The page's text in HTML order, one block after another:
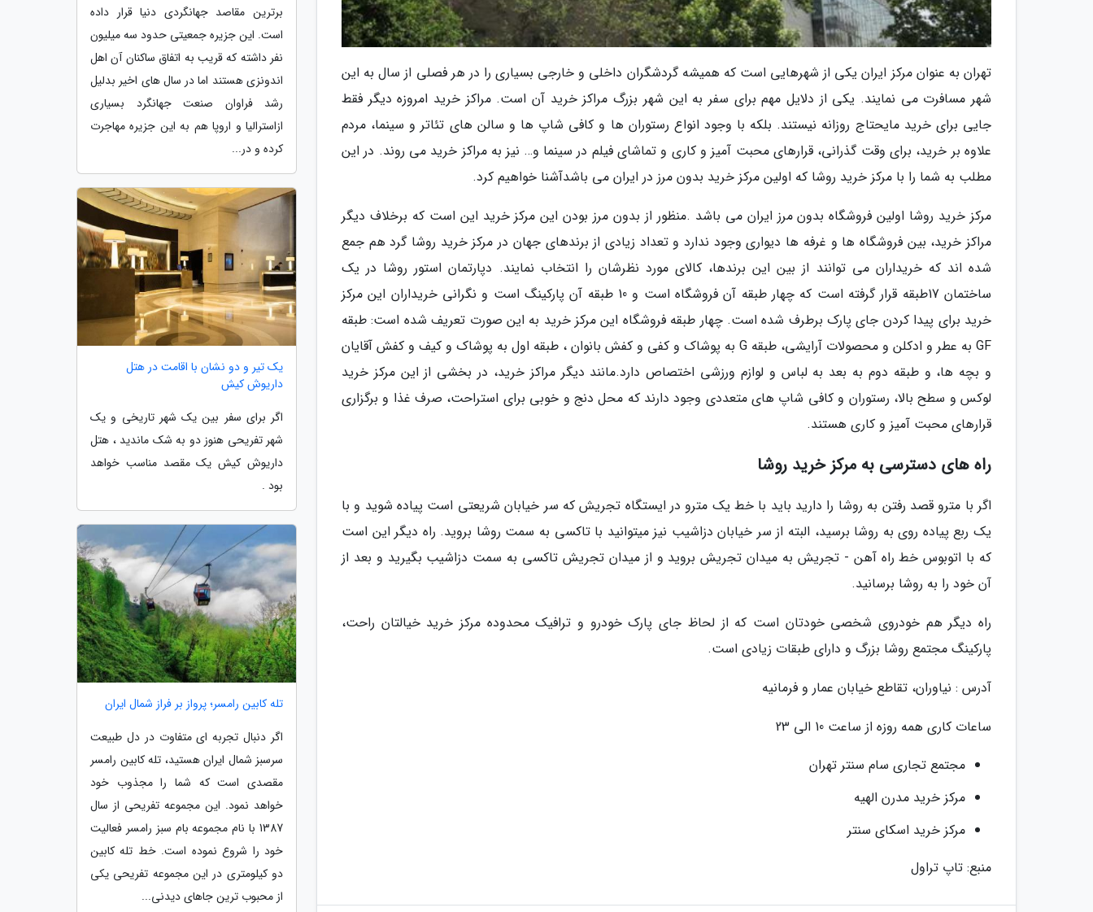
تهران به عنوان مرکز ایران یکی از شهرهایی است که همیشه گردشگران داخلی و خارجی بسیاری را در هر فصلی از سال به این
شهر مسافرت می نمایند. یکی از دلایل مهم برای سفر به این شهر بزرگ مراکز خرید آن است. مراکز خرید امروزه دیگر فقط
جایی برای خرید مایحتاج روزانه نیستند. بلکه با وجود انواع رستوران ها و کافی شاپ ها و سالن های تئاتر و سینما، مردم
علاوه بر خرید، برای وقت گذرانی، قرارهای محبت آمیز و کاری و تماشای فیلم در سینما و… نیز به مراکز خرید می روند. در این
مطلب به شما را با مرکز خرید روشا که اولین مرکز خرید بدون مرز در ایران می باشدآشنا خواهیم کرد.
مرکز خرید روشا اولین فروشگاه بدون مرز ایران می باشد .منظور از بدون مرز بودن این مرکز خرید این است که برخلاف دیگر
مراکز خرید، بین فروشگاه ها و غرفه ها دیواری وجود ندارد و تعداد زیادی از برندهای جهان در مرکز خرید روشا گرد هم جمع
شده اند که خریداران می توانند از بین این برندها، کالای مورد نظرشان را انتخاب نمایند. دپارتمان استور روشا در یک
ساختمان 17طبقه قرار گرفته است که چهار طبقه آن فروشگاه است و 10 طبقه آن پارکینگ است و نگرانی خریداران این مرکز
خرید برای پیدا کردن جای پارک برطرف شده است. چهار طبقه فروشگاه این مرکز خرید به این صورت تعریف شده است: طبقه
GF به عطر و ادکلن و محصولات آرایشی، طبقه G به پوشاک و کفی و کفش بانوان ، طبقه اول به پوشاک و کیف و کفش آقایان
و بچه ها، و طبقه دوم به بعد به لباس و لوازم ورزشی اختصاص دارد.مانند دیگر مراکز خرید، در بخشی از این مرکز خرید
لوکس و سطح بالا، رستوران و کافی شاپ های متعددی وجود دارند که محل دنج و خوبی برای استراحت، صرف غذا و برگزاری
قرارهای محبت آمیز و کاری هستند.
راه های دسترسی به مرکز خرید روشا
اگر با مترو قصد رفتن به روشا را دارید باید با خط یک مترو در ایستگاه تجریش که سر خیابان شریعتی است پیاده شوید و با
یک ربع پیاده روی به روشا برسید، البته از سر خیابان دزاشیب نیز میتوانید با تاکسی به سمت روشا بروید. راه دیگر این است
که با اتوبوس خط راه آهن - تجریش به میدان تجریش بروید و از میدان تجریش تاکسی به سمت دزاشیب بگیرید و بعد از
آن خود را به روشا برسانید.
راه دیگر هم خودروی شخصی خودتان است که از لحاظ جای پارک خودرو و ترافیک محدوده مرکز خرید خیالتان راحت،
پارکینگ مجتمع روشا بزرگ و دارای طبقات زیادی است.
آدرس : نیاوران، تقاطع خیابان عمار و فرمانیه
ساعات کاری همه روزه از ساعت 10 الی 23
مجتمع تجاری سام سنتر تهران
مرکز خرید مدرن الهیه
مرکز خرید اسکای سنتر
منبع: تاپ تراول
برترین مقاصد جهانگردی دنیا قرار داده
است. این جزیره جمعیتی حدود سه میلیون
نفر داشته که قریب به اتفاق ساکنان آن اهل
اندونزی هستند اما در سال های اخیر بدلیل
رشد فراوان صنعت جهانگرد بسیاری
ازاسترالیا و اروپا هم به این جزیره مهاجرت
کرده و در...
یک تیر و دو نشان با اقامت در هتل
داریوش کیش
اگر برای سفر بین یک شهر تاریخی و یک
شهر تفریحی هنوز دو به شک ماندید ، هتل
داریوش کیش یک مقصد مناسب خواهد
بود .
تله کابین رامسر؛ پرواز بر فراز شمال ایران
اگر دنبال تجربه ای متفاوت در دل طبیعت
سرسبز شمال ایران هستید، تله کابین رامسر
مقصدی است که شما را مجذوب خود
خواهد نمود. این مجموعه تفریحی از سال
1387 با نام مجموعه بام سبز رامسر فعالیت
خود را شروع نموده است. خط تله کابین
دو کیلومتری در این مجموعه تفریحی یکی
از محبوب ترین جاهای دیدنی...